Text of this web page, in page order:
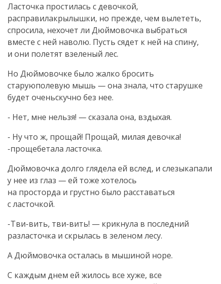
Ласточка простилась с девочкой,
расправилакрылышки, но прежде, чем вылететь,
спросила, нехочет ли Дюймовочка выбраться
вместе с ней наволю. Пусть сядет к ней на спину,
и они полетят взеленый лес.
Но Дюймовочке было жалко бросить
старуюполевую мышь — она знала, что старушке
будет оченьскучно без нее.
- Нет, мне нельзя! — сказала она, вздыхая.
- Ну что ж, прощай! Прощай, милая девочка!
-прощебетала ласточка.
Дюймовочка долго глядела ей вслед, и слезыкапали
у нее из глаз — ей тоже хотелось
на просторда и грустно было расставаться
с ласточкой.
-Тви-вить, тви-вить! — крикнула в последний
разласточка и скрылась в зеленом лесу.
А Дюймовочка осталась в мышиной норе.
С каждым днем ей жилось все хуже, все